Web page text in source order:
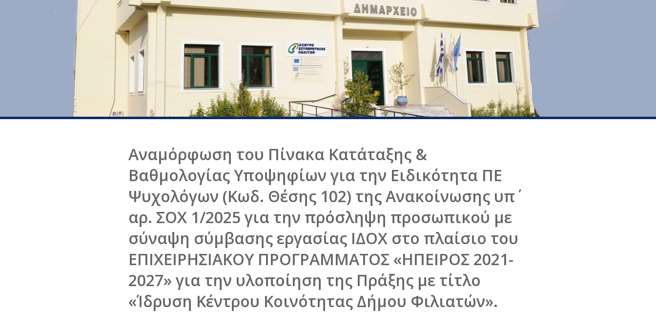
Αναμόρφωση του Πίνακα Κατάταξης &
Βαθμολογίας Υποψηφίων για την Ειδικότητα ΠΕ
Ψυχολόγων (Κωδ. Θέσης 102) της Ανακοίνωσης υπ΄
αρ. ΣΟΧ 1/2025 για την πρόσληψη προσωπικού με
σύναψη σύμβασης εργασίας ΙΔΟΧ στο πλαίσιο του
ΕΠΙΧΕΙΡΗΣΙΑΚΟΥ ΠΡΟΓΡΑΜΜΑΤΟΣ «ΗΠΕΙΡΟΣ 2021-
2027» για την υλοποίηση της Πράξης με τίτλο
«Ίδρυση Κέντρου Κοινότητας Δήμου Φιλιατών».